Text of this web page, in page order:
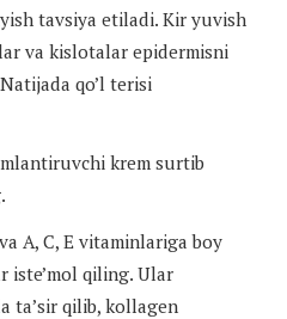
tavsiya etiladi. Kir yuvish
va kislotalar epidermisni
qo’l terisi
krem surtib
A, C, E vitaminlariga boy
iste’mol qiling. Ular
ta’sir qilib, kollagen